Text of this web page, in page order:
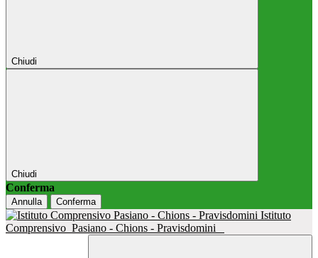
Chiudi
Chiudi
Conferma
Annulla Conferma
Istituto
Comprensivo Pasiano - Chions - Pravisdomini